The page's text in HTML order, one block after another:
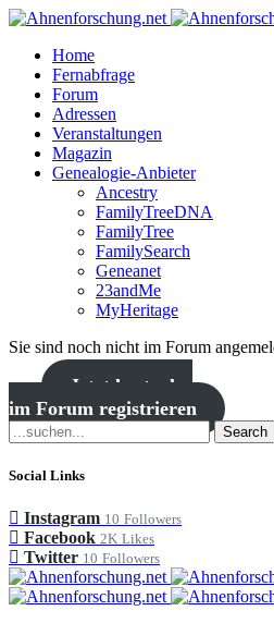
Home
Fernabfrage
Forum
Adressen
Veranstaltungen
Magazin
Genealogie-Anbieter
Ancestry
FamilyTreeDNA
FamilyTree
FamilySearch
Geneanet
23andMe
MyHeritage
Sie sind noch nicht im Forum
Jetzt kostenlos
im Forum registrieren
Search
Social Links
Instagram 10 Followers
Facebook 2K Likes
Twitter 10 Followers